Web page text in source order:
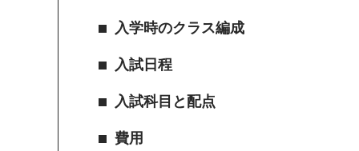
入学時のクラス編成
入試日程
入試科目と配点
費用